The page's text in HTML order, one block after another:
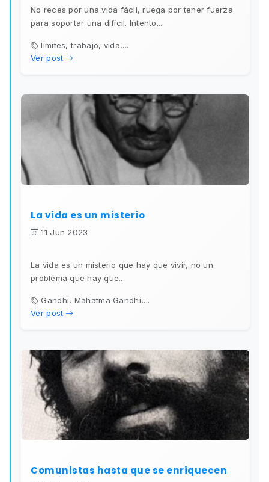
No reces por una vida fácil, ruega por tener fuerza
para soportar una difícil. Intento...
limites, trabajo, vida,...
Ver post
La vida es un misterio
11 Jun 2023
La vida es un misterio que hay que vivir, no un
problema que hay que...
Gandhi, Mahatma Gandhi,...
Ver post
Comunistas hasta que se enriquecen